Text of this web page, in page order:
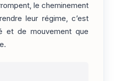
le cheminement
leur régime, c’est
et de mouvement que